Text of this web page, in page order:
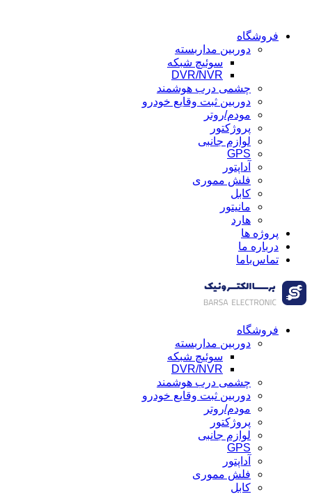
فروشگاه
دوربین مداربسته
سوئیچ شبکه
DVR/NVR
چشمی درب هوشمند
دوربین ثبت وقایع خودرو
مودم/روتر
پروژکتور
لوازم جانبی
GPS
آداپتور
فلش مموری
کابل
مانیتور
هارد
پروژه ها
درباره ما
تماس‌باما
فروشگاه
دوربین مداربسته
سوئیچ شبکه
DVR/NVR
چشمی درب هوشمند
دوربین ثبت وقایع خودرو
مودم/روتر
پروژکتور
لوازم جانبی
GPS
آداپتور
فلش مموری
کابل